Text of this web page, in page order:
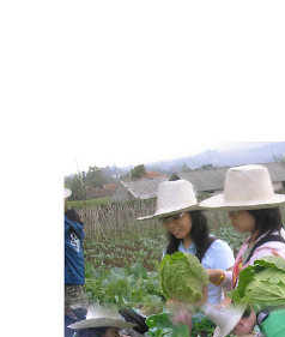
dengan wahana dan area
hiburan dan edukasi hingga
sesuatu untuk setiap
taman wisata di Bandung
Tempat seperti Trans Studio
dalam ruangan, sementara
pengalaman bergaya Eropa dan